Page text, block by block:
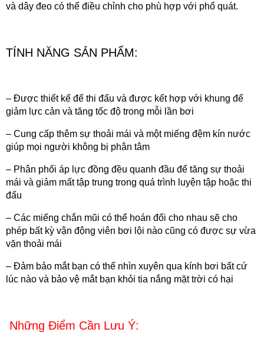
và dây đeo có thể điều chỉnh cho phù hợp với phổ quát.
TÍNH NĂNG SẢN PHẨM:
– Được thiết kế để thi đấu và được kết hợp với khung để
giảm lực cản và tăng tốc độ trong mỗi lần bơi
– Cung cấp thêm sự thoải mái và một miếng đệm kín nước
giúp mọi người không bị phân tâm
– Phân phối áp lực đồng đều quanh đầu để tăng sự thoải
mái và giảm mất tập trung trong quá trình luyện tập hoặc thi
đấu
– Các miếng chắn mũi có thể hoán đổi cho nhau sẽ cho
phép bất kỳ vận động viên bơi lội nào cũng có được sự vừa
vặn thoải mái
– Đảm bảo mắt bạn có thể nhìn xuyên qua kính bơi bất cứ
lúc nào và bảo vệ mắt bạn khỏi tia nắng mặt trời có hại
Những Điểm Cần Lưu Ý: